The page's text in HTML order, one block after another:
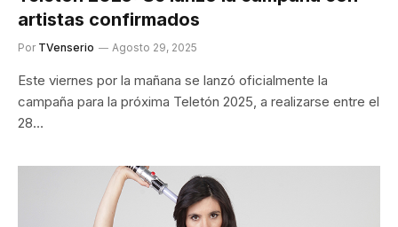
artistas confirmados
Por TVenserio Agosto 29, 2025
Este viernes por la mañana se lanzó oficialmente la
campaña para la próxima Teletón 2025, a realizarse entre el
28…